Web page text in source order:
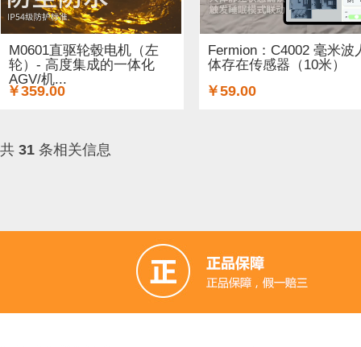
M0601直驱轮毂电机（左
轮）- 高度集成的一体化
AGV/机...
￥359.00
Fermion：C4002 毫米波
体存在传感器（10米）
￥59.00
共 31 条相关信息